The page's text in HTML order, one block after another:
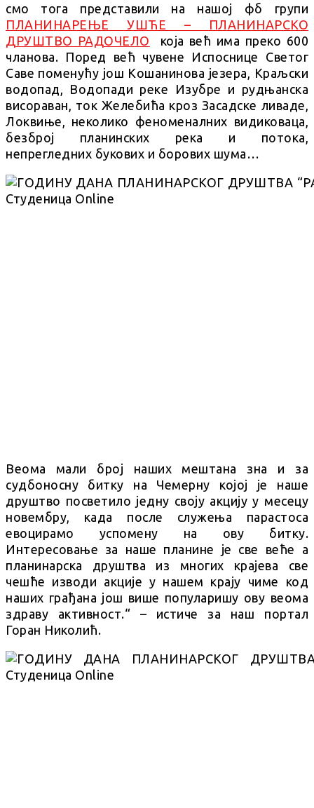
смо тога представили на нашој фб групи
ПЛАНИНАРЕЊЕ УШЋЕ – ПЛАНИНАРСКО
ДРУШТВО РАДОЧЕЛО која већ има преко 600
чланова. Поред већ чувене Испоснице Светог
Саве поменућу још Кошанинова језера, Краљски
водопад, Водопади реке Изубре и рудњанска
висораван, ток Желебића кроз Засадске ливаде,
Локвиње, неколико феноменалних видиковаца,
безброј планинских река и потока,
непрегледних букових и борових шума…
Веома мали број наших мештана зна и за
судбоносну битку на Чемерну којој је наше
друштво посветило једну своју акцију у месецу
новембру, када после служења парастоса
евоцирамо успомену на ову битку.
Интересовање за наше планине је све веће а
планинарска друштва из многих крајева све
чешће изводи акције у нашем крају чиме код
наших грађана још више популаришу ову веома
здраву активност.“ – истиче за наш портал
Горан Николић.